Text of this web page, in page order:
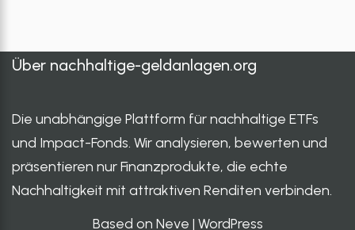
Über nachhaltige-geldanlagen.org
Die unabhängige Plattform für nachhaltige ETFs
und Impact-Fonds. Wir analysieren, bewerten und
präsentieren nur Finanzprodukte, die echte
Nachhaltigkeit mit attraktiven Renditen verbinden.
Based on Neve | WordPress